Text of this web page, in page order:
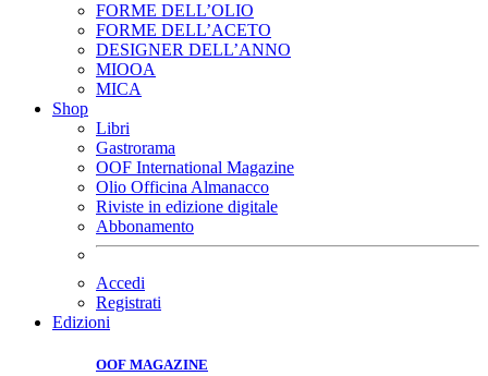
FORME DELL’OLIO
FORME DELL’ACETO
DESIGNER DELL’ANNO
MIOOA
MICA
Shop
Libri
Gastrorama
OOF International Magazine
Olio Officina Almanacco
Riviste in edizione digitale
Abbonamento
Accedi
Registrati
Edizioni
OOF MAGAZINE